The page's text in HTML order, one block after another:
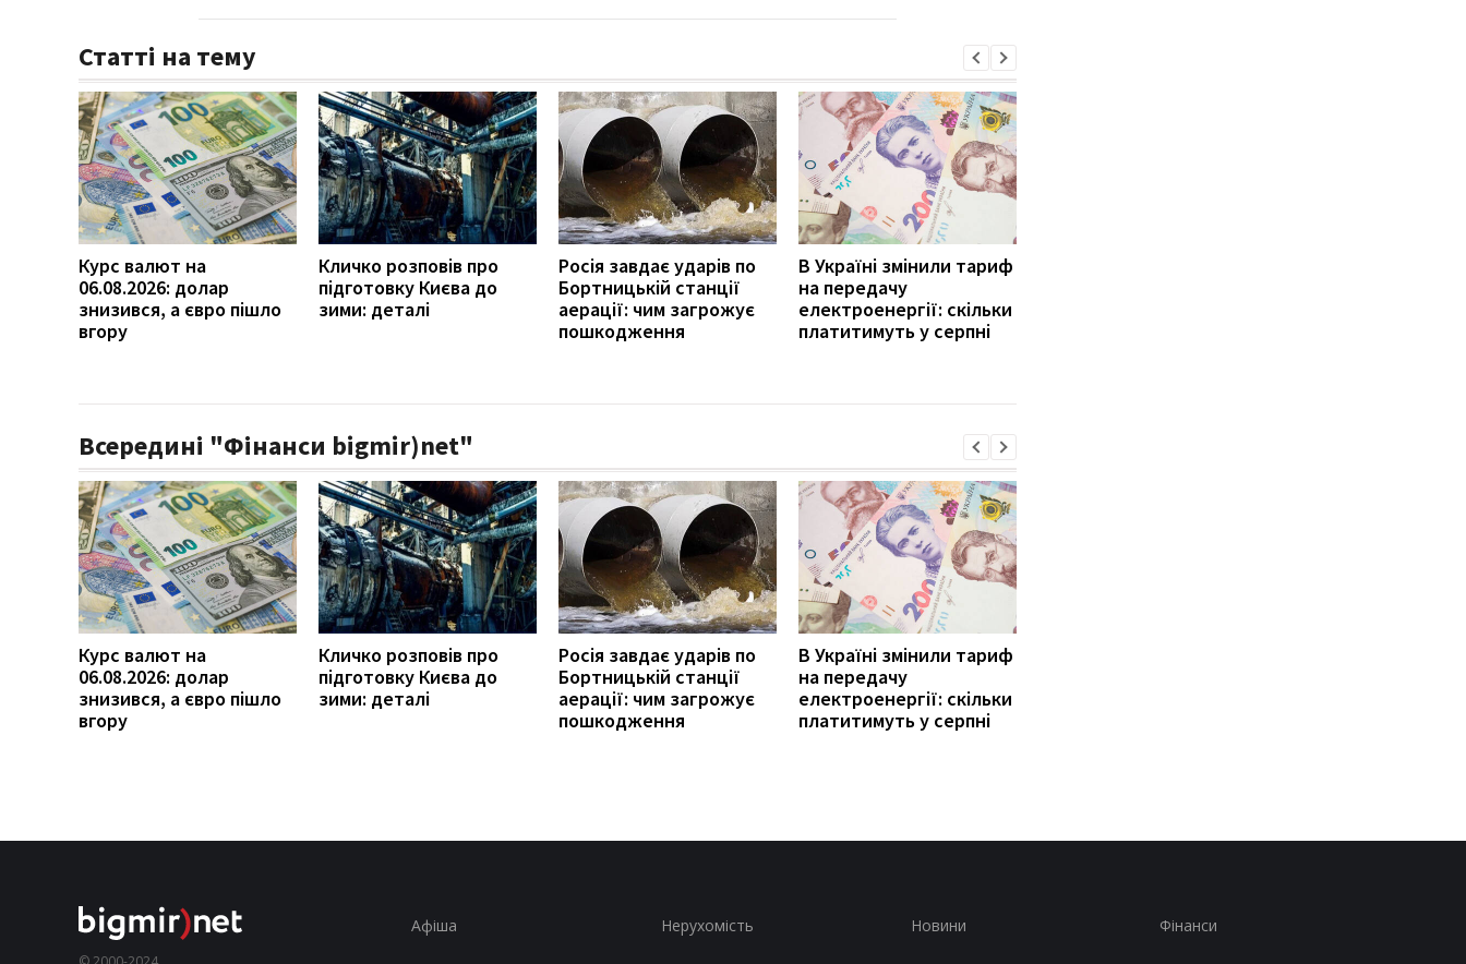
Статті на тему
Курс валют на
06.08.2026: долар
знизився, а євро пішло
вгору
Кличко розповів про
підготовку Києва до
зими: деталі
Росія завдає ударів по
Бортницькій станції
аерації: чим загрожує
пошкодження
В Україні змінили тариф
на передачу
електроенергії: скільки
платитимуть у серпні
Всередині "Фінанси bigmir)net"
Курс валют на
06.08.2026: долар
знизився, а євро пішло
вгору
Кличко розповів про
підготовку Києва до
зими: деталі
Росія завдає ударів по
Бортницькій станції
аерації: чим загрожує
пошкодження
В Україні змінили тариф
на передачу
електроенергії: скільки
платитимуть у серпні
Афіша Нерухомість Новини Фінанси